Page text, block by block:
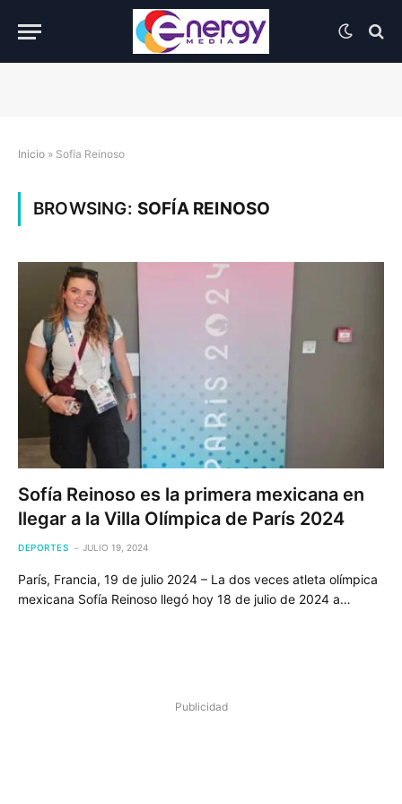
Inicio » Sofía Reinoso
BROWSING: SOFÍA REINOSO
Sofía Reinoso es la primera mexicana en
llegar a la Villa Olímpica de París 2024
DEPORTES JULIO 19, 2024
París, Francia, 19 de julio 2024 – La dos veces atleta olímpica
mexicana Sofía Reinoso llegó hoy 18 de julio de 2024 a…
Publicidad